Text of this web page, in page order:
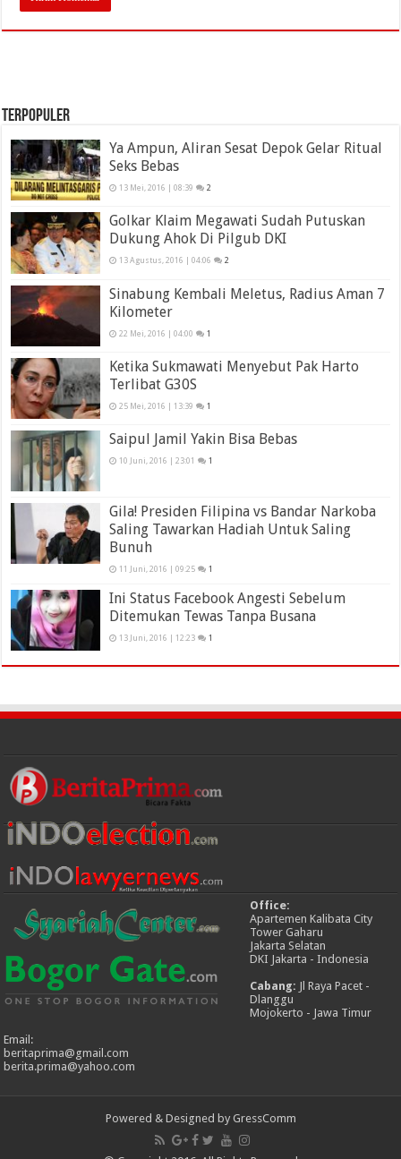
TERPOPULER
Ya Ampun, Aliran Sesat Depok Gelar Ritual
Seks Bebas
13 Mei, 2016 | 08:39 2
Golkar Klaim Megawati Sudah Putuskan
Dukung Ahok Di Pilgub DKI
13 Agustus, 2016 | 04:06 2
Sinabung Kembali Meletus, Radius Aman 7
Kilometer
22 Mei, 2016 | 04:00 1
Ketika Sukmawati Menyebut Pak Harto
Terlibat G30S
25 Mei, 2016 | 13:39 1
Saipul Jamil Yakin Bisa Bebas
10 Juni, 2016 | 23:01 1
Gila! Presiden Filipina vs Bandar Narkoba
Saling Tawarkan Hadiah Untuk Saling
Bunuh
11 Juni, 2016 | 09:25 1
Ini Status Facebook Angesti Sebelum
Ditemukan Tewas Tanpa Busana
13 Juni, 2016 | 12:23 1
Office:
Apartemen Kalibata City
Tower Gaharu
Jakarta Selatan
DKI Jakarta - Indonesia
Cabang: Jl Raya Pacet -
Dlanggu
Mojokerto - Jawa Timur
Email:
beritaprima@gmail.com
berita.prima@yahoo.com
Powered & Designed by GressComm